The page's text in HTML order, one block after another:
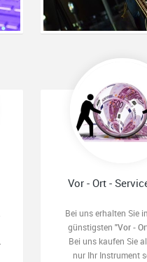
Vor - Ort -
Bei uns erhalten Sie
günstigsten "Vor -
Bei uns kaufen Sie
nur Ihr Instrument